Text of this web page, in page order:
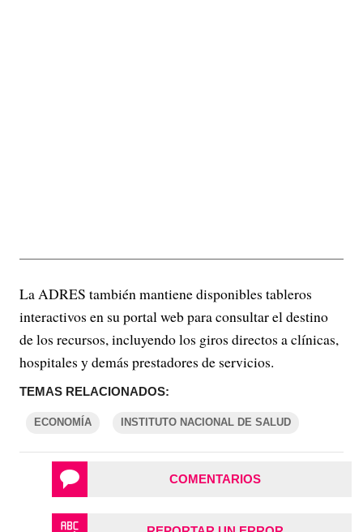
La ADRES también mantiene disponibles tableros
interactivos en su portal web para consultar el destino
de los recursos, incluyendo los giros directos a clínicas,
hospitales y demás prestadores de servicios.
TEMAS RELACIONADOS:
ECONOMÍA INSTITUTO NACIONAL DE SALUD
COMENTARIOS